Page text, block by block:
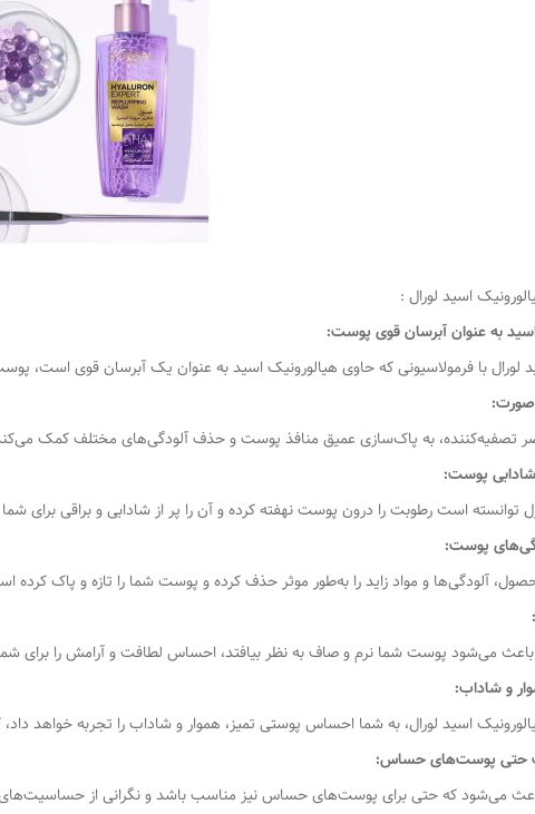
اسید لورال :
لورال با فرمولاسیونی که حاوی هیالورونیک اسید به عنوان یک آبرسان قوی
تصفیه‌کننده، به پاک‌سازی عمیق منافذ پوست و حذف آلودگی‌های مختلف کمک
توانسته است رطوبت را درون پوست نهفته کرده و آن را پر از شادابی و براقی برای
آلودگی‌ها و مواد زاید را به‌طور موثر حذف کرده و پوست شما را تازه و پاک کرده
باعث می‌شود پوست شما نرم و صاف به نظر بیافتد، احساس لطافت و آرامش را برای شما
اسید لورال، به شما احساس پوستی تمیز، هموار و شاداب را تجربه خواهد
می‌شود که حتی برای پوست‌های حساس نیز مناسب باشد و نگرانی از حساسیت‌های